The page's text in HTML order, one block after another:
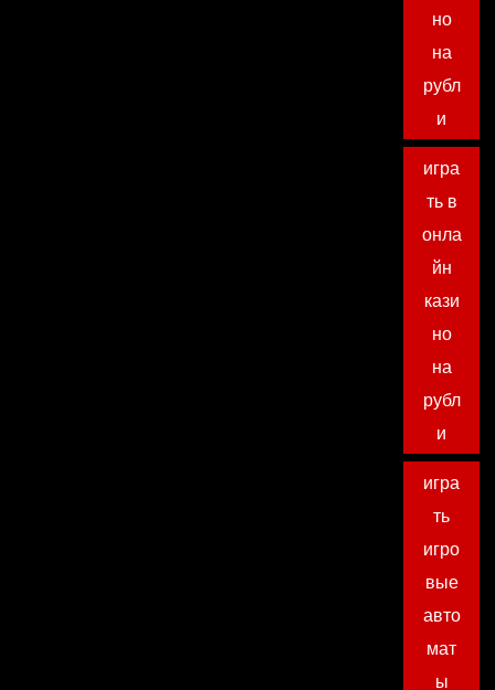
но
на
рубл
и
игра
ть в
онла
йн
кази
но
на
рубл
и
игра
ть
игро
вые
авто
мат
ы